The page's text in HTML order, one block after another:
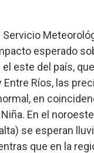
Servicio
esperado
el este del país,
Entre Ríos, las
en
En el
se esperan
que en la